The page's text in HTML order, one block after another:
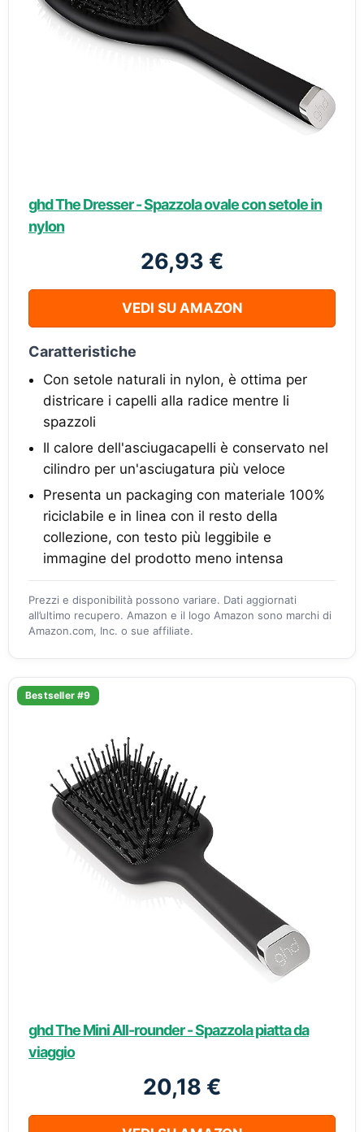
ghd The Dresser - Spazzola ovale con setole in
nylon
26,93 €
VEDI SU AMAZON
Caratteristiche
Con setole naturali in nylon, è ottima per
districare i capelli alla radice mentre li
spazzoli
Il calore dell'asciugacapelli è conservato nel
cilindro per un'asciugatura più veloce
Presenta un packaging con materiale 100%
riciclabile e in linea con il resto della
collezione, con testo più leggibile e
immagine del prodotto meno intensa
Prezzi e disponibilità possono variare. Dati aggiornati
all’ultimo recupero. Amazon e il logo Amazon sono marchi di
Amazon.com, Inc. o sue affiliate.
Bestseller #9
ghd The Mini All-rounder - Spazzola piatta da
viaggio
20,18 €